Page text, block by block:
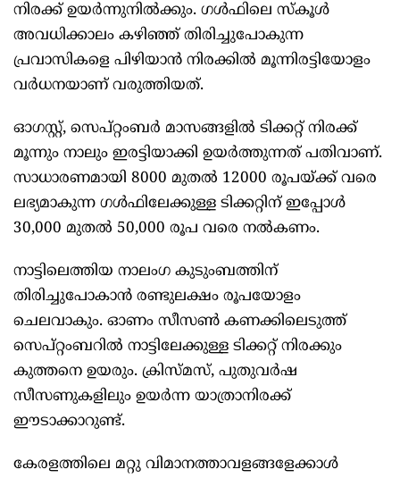
നിരക്ക് ഉയർന്നുനില്‍ക്കും. ഗള്‍ഫിലെ സ്കൂള്‍
അവധിക്കാലം കഴിഞ്ഞ് തിരിച്ചുപോകുന്ന
പ്രവാസികളെ പിഴിയാൻ നിരക്കില്‍ മൂന്നിരട്ടിയോളം
വർധനയാണ് വരുത്തിയത്.
ഓഗസ്റ്റ്, സെപ്റ്റംബർ മാസങ്ങളില്‍ ടിക്കറ്റ് നിരക്ക്
മൂന്നും നാലും ഇരട്ടിയാക്കി ഉയർത്തുന്നത് പതിവാണ്.
സാധാരണമായി 8000 മുതല്‍ 12000 രൂപയ്ക്ക് വരെ
ലഭ്യമാകുന്ന ഗള്‍ഫിലേക്കുള്ള ടിക്കറ്റിന് ഇപ്പോള്‍
30,000 മുതല്‍ 50,000 രൂപ വരെ നല്‍കണം.
നാട്ടിലെത്തിയ നാലംഗ കുടുംബത്തിന്
തിരിച്ചുപോകാൻ രണ്ടുലക്ഷം രൂപയോളം
ചെലവാകും. ഓണം സീസണ്‍ കണക്കിലെടുത്ത്
സെപ്റ്റംബറില്‍ നാട്ടിലേക്കുള്ള ടിക്കറ്റ് നിരക്കും
കുത്തനെ ഉയരും. ക്രിസ്മസ്, പുതുവർഷ
സീസണുകളിലും ഉയർന്ന യാത്രാനിരക്ക്
ഈടാക്കാറുണ്ട്.
കേരളത്തിലെ മറ്റു വിമാനത്താവളങ്ങളേക്കാള്‍